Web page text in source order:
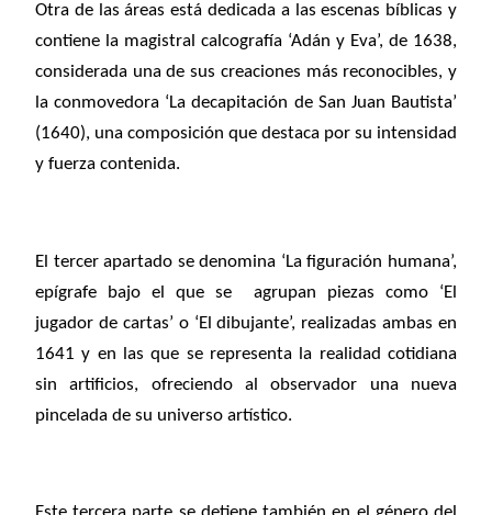
Otra de las áreas está dedicada a las escenas bíblicas y
contiene la magistral calcografía ‘Adán y Eva’, de 1638,
considerada una de sus creaciones más reconocibles, y
la conmovedora ‘La decapitación de San Juan Bautista’
(1640), una composición que destaca por su intensidad
y fuerza contenida.
El tercer apartado se denomina ‘La figuración humana’,
epígrafe bajo el que se agrupan piezas como ‘El
jugador de cartas’ o ‘El dibujante’, realizadas ambas en
1641 y en las que se representa la realidad cotidiana
sin artificios, ofreciendo al observador una nueva
pincelada de su universo artístico.